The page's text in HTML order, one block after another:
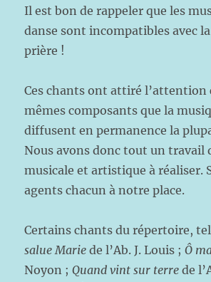
Il est bon de rappeler que les
danse sont incompatibles avec
prière !
Ces chants ont attiré l’attention
mêmes composants que la
diffusent en permanence la
Nous avons donc tout un travail
musicale et artistique à réaliser.
agents chacun à notre place.
Certains chants du répertoire,
salue Mariede l’Ab. J. Louis ;Ô
Noyon ;Quand vint sur terrede